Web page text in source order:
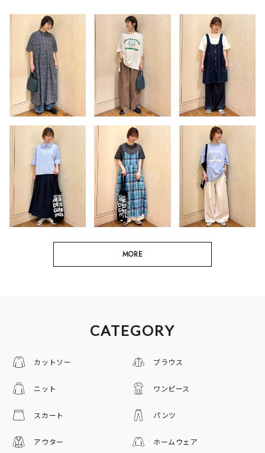
MORE
CATEGORY
カットソー ブラウス
ニット ワンピース
スカート パンツ
アウター ホームウェア